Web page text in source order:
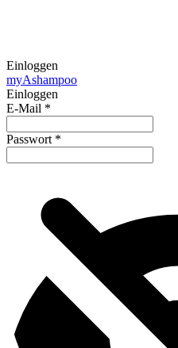
Einloggen
myAshampoo
Einloggen
E-Mail *
Passwort *